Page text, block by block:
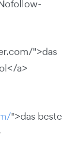
">das
a>
">das beste